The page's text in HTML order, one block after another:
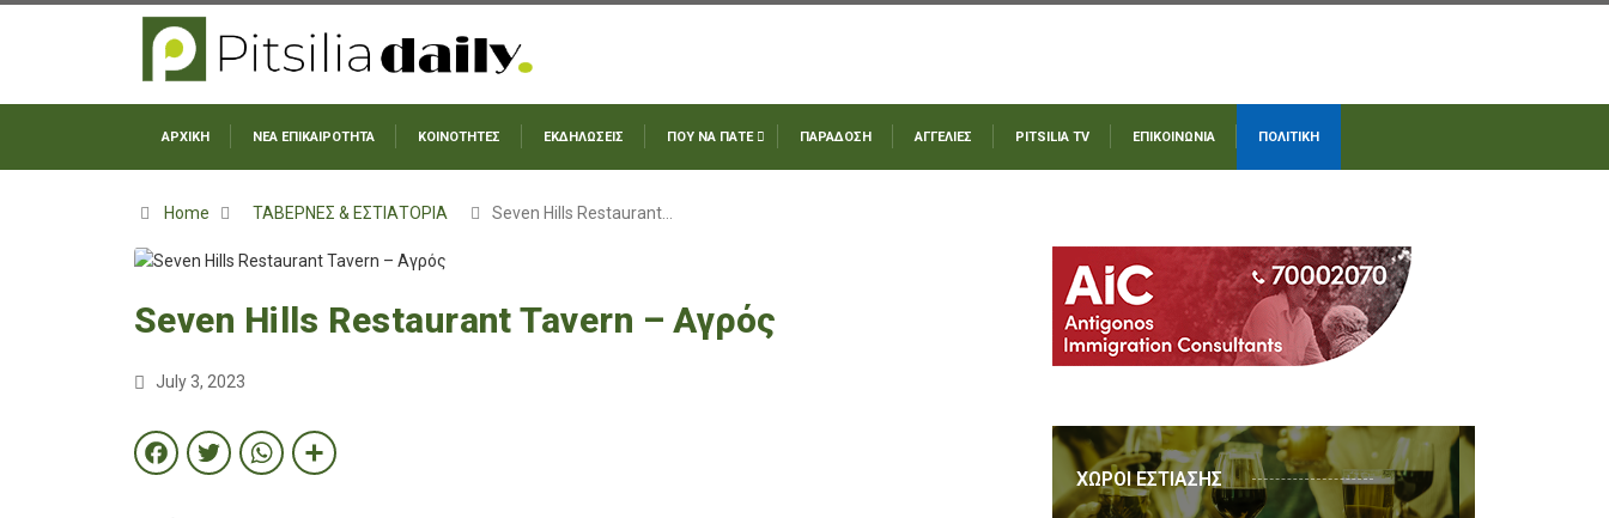
ΑΡΧΙΚΗ ΝΕΑ ΕΠΙΚΑΙΡΟΤΗΤΑ ΚΟΙΝΟΤΗΤΕΣ ΕΚΔΗΛΩΣΕΙΣ ΠΟΥ ΝΑ ΠΑΤΕ ΠΑΡΑΔΟΣΗ ΑΓΓΕΛΙΕΣ PITSILIA TV ΕΠΙΚΟΙΝΩΝΙΑ ΠΟΛΙΤΙΚΗ
Home ΤΑΒΕΡΝΕΣ & ΕΣΤΙΑΤΟΡΙΑ Seven Hills Restaurant…
Seven Hills Restaurant Tavern – Αγρός
July 3, 2023
Facebook
Twitter
WhatsApp
Share
ΧΩΡΟΙ ΕΣΤΙΑΣΗΣ